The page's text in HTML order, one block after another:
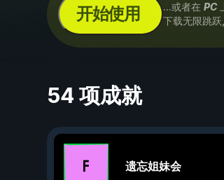
开始使用 ...或者在 PC
下载无限跳
54 项成就
遗忘姐妹会